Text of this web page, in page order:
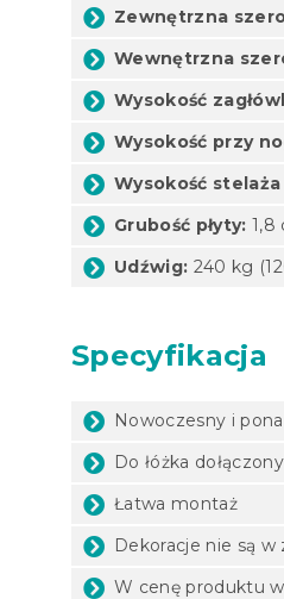
Zewnętrzna
Wewnętrzna
Wysokość
Wysokość przy
Wysokość
Grubość płyty: 1,8
Udźwig: 240 kg
Specyfikacja
Nowoczesny i
Do łóżka
Łatwa montaż
Dekoracje nie są w
W cenę produktu